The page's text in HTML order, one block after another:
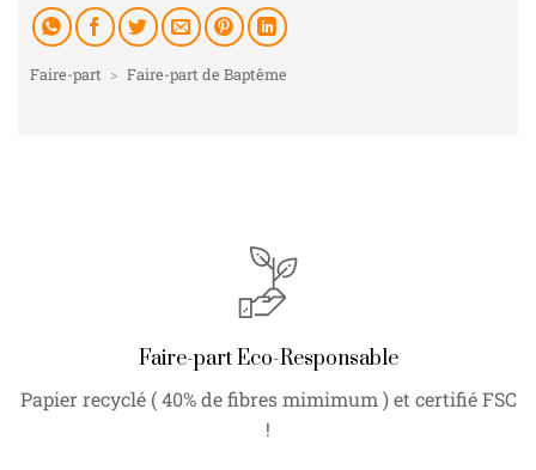
Faire-part > Faire-part de Baptême
Faire-part Eco-Responsable
Papier recyclé ( 40% de fibres mimimum ) et certifié FSC
!